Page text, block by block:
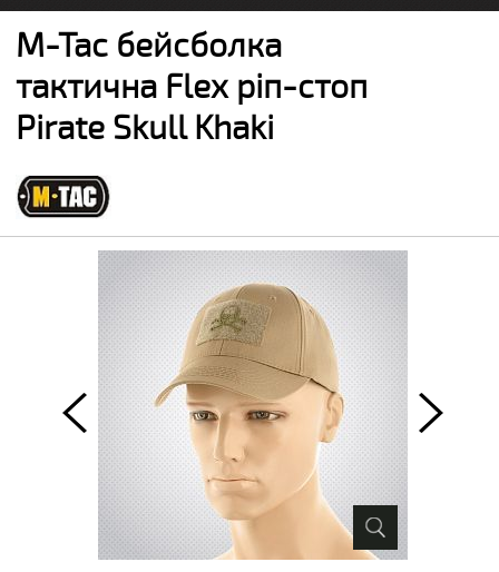
M-Tac бейсболка
тактична Flex ріп-стоп
Pirate Skull Khaki